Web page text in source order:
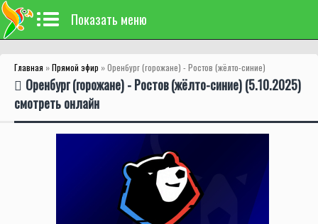
Показать меню
Главная »Прямой эфир » Оренбург (горожане) - Ростов (жёлто-синие)
Оренбург (горожане) - Ростов (жёлто-синие) (5.10.2025)
смотреть онлайн